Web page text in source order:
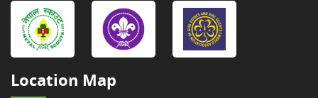
Location Map